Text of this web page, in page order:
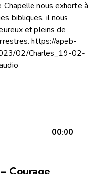
nous exhorte à
bibliques, il nous
et pleins de
https://apeb-
02/Charles_19-02-
00:00
Courage